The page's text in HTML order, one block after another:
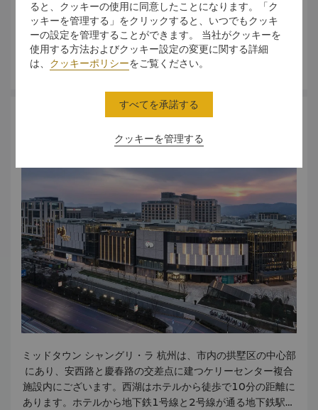
guests, staff and suppliers to contribute.
さらに詳しく
ミッドタウン シャングリ・ラ 杭州は、市内の拱墅区の中心部
にあり、安西路と慶春路の交差点に建つケリーセンター複合
施設内にございます。西湖はホテルから徒歩で10分の距離に
あります。ホテルから地下鉄1号線と2号線が通る地下鉄駅ま
ると、クッキーの使用に同意したことになります。「ク
ッキーを管理する」をクリックすると、いつでもクッキ
ーの設定を管理することができます。 当社がクッキーを
使用する方法およびクッキー設定の変更に関する詳細
は、 クッキーポリシーをご覧ください。
クッキーを管理する
すべてを承諾する